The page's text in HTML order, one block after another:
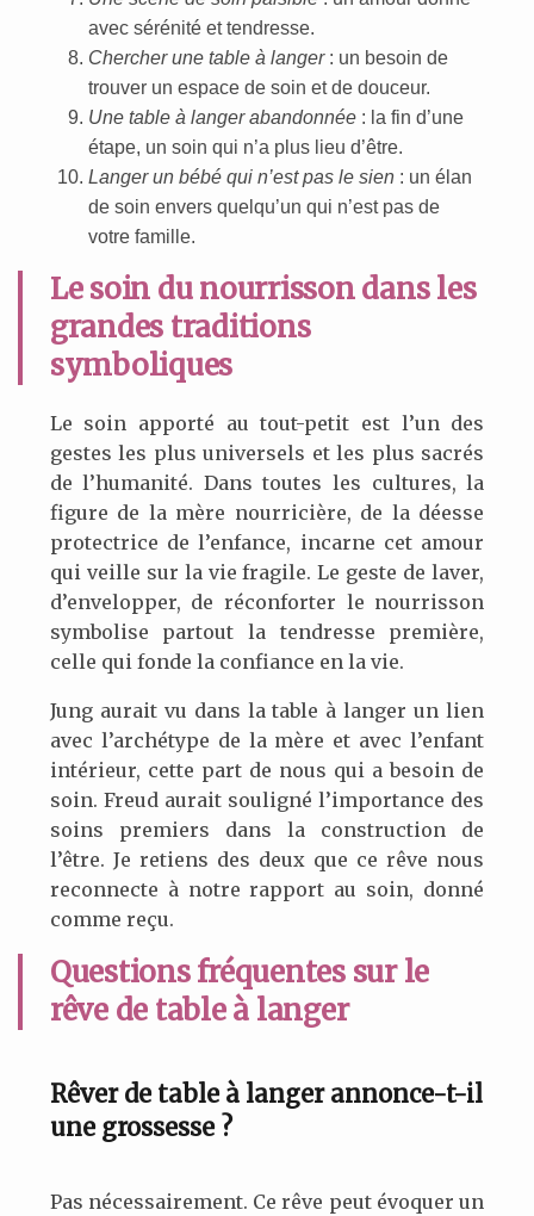
avec sérénité et tendresse.
Chercher une table à langer: un besoin de
trouver un espace de soin et de douceur.
Une table à langer abandonnée: la fin d’une
étape, un soin qui n’a plus lieu d’être.
Langer un bébé qui n’est pas le sien: un élan
de soin envers quelqu’un qui n’est pas de
votre famille.
Le soin du nourrisson dans les
grandes traditions
symboliques
Le soin apporté au tout-petit est l’un des
gestes les plus universels et les plus sacrés
de l’humanité. Dans toutes les cultures, la
figure de la mère nourricière, de la déesse
protectrice de l’enfance, incarne cet amour
qui veille sur la vie fragile. Le geste de laver,
d’envelopper, de réconforter le nourrisson
symbolise partout la tendresse première,
celle qui fonde la confiance en la vie.
Jung aurait vu dans la table à langer un lien
avec l’archétype de la mère et avec l’enfant
intérieur, cette part de nous qui a besoin de
soin. Freud aurait souligné l’importance des
soins premiers dans la construction de
l’être. Je retiens des deux que ce rêve nous
reconnecte à notre rapport au soin, donné
comme reçu.
Questions fréquentes sur le
rêve de table à langer
Rêver de table à langer annonce-t-il
une grossesse ?
Pas nécessairement. Ce rêve peut évoquer un